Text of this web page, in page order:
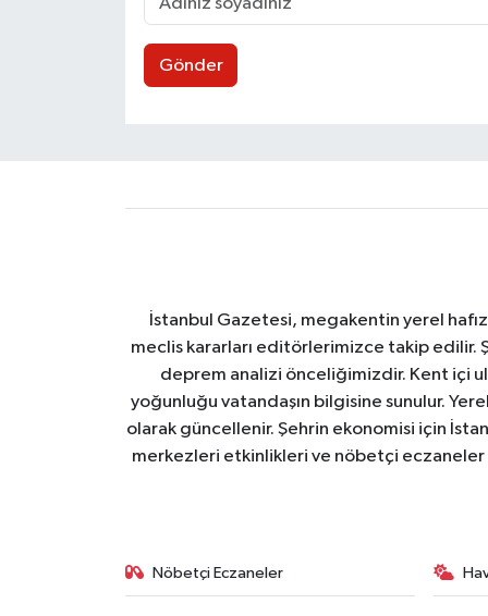
Gönder
İstanbul Gazetesi, megakentin yerel
meclis kararları editörlerimizce takip edilir.
deprem analizi önceliğimizdir. Kent içi
yoğunluğu vatandaşın bilgisine sunulur.
olarak güncellenir. Şehrin ekonomisi için
merkezleri etkinlikleri ve nöbetçi eczaneler
Nöbetçi Eczaneler